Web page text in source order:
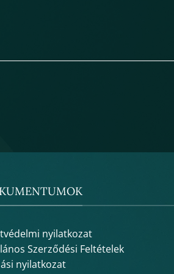
nyilatkozat
Szerződési Feltételek
nyilatkozat